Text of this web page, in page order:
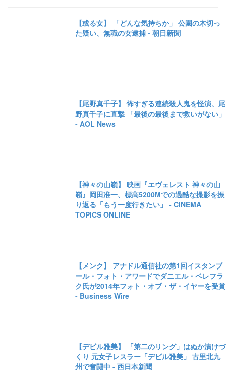
【或る女】 「どんな気持ちか」 公園の木切っ
た疑い、無職の女逮捕 - 朝日新聞
【尾野真千子】 怖すぎる連続殺人鬼を怪演、尾
野真千子に直撃 「最後の最後まで救いがない」
- AOL News
【神々の山嶺】 映画『エヴェレスト 神々の山
嶺』岡田准一、標高5200Mでの過酷な撮影を振
り返る「もう一度行きたい」 - CINEMA
TOPICS ONLINE
【メンク】 アナドル通信社の第1回イスタンブ
ール・フォト・アワードでダニエル・ベレフラ
ク氏が2014年フォト・オブ・ザ・イヤーを受賞
- Business Wire
【デビル雅美】 「第二のリング」はぬか漬けづ
くり 元女子レスラー「デビル雅美」 古里北九
州で奮闘中 - 西日本新聞